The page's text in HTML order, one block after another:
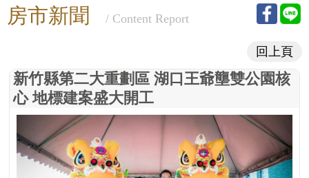
房市新聞 / Content Report
回上頁
新竹縣第二大重劃區 湖口王爺壟雙公園核
心 地標建案盛大開工